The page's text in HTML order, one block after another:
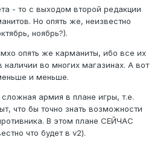
- то с выходом второй редакции
Но опять же, неизвестно
ноябрь?).
опять же карманиты, ибо все их
во многих магазинах. А вот
и меньше.
армия в плане игры, т.е.
что бы точно знать возможности
В этом плане СЕЙЧАС
что будет в v2).